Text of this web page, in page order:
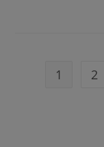
1 2